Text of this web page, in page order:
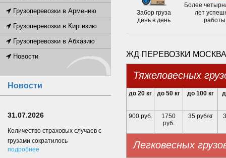
Забор груза
день в день
Более
лет
работы
ЖД ПЕРЕВОЗКИ
Тяжеловесных
до 20 кг до 50 кг до 100 кг
900 руб.
1750
руб.
35 руб/кг
Легковесных
Грузоперевозки в Армению
Грузоперевозки в Киргизию
Грузоперевозки в Абхазию
Новости
Новости
31.07.2026
Количество страховых случаев с
грузами сократилось
подробнее